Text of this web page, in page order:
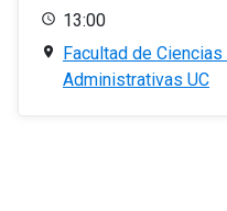
13:00
Facultad de
Administrativas UC